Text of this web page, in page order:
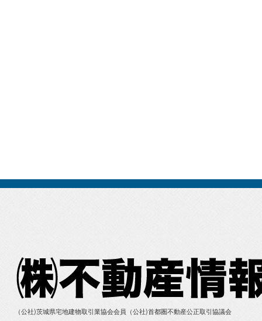
（公社)茨城県宅地建物取引業協会会員（公社)首都圏不動産公正取引協議会